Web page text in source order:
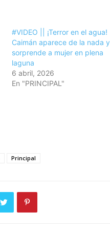
#VIDEO || ¡Terror en el agua!
Caimán aparece de la nada y
sorprende a mujer en plena
laguna
6 abril, 2026
En "PRINCIPAL"
Principal